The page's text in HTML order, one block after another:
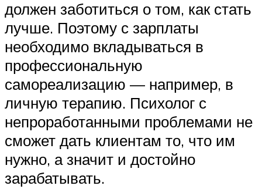
должен заботиться о том, как стать
лучше. Поэтому с зарплаты
необходимо вкладываться в
профессиональную
самореализацию — например, в
личную терапию. Психолог с
непроработанными проблемами не
сможет дать клиентам то, что им
нужно, а значит и достойно
зарабатывать.